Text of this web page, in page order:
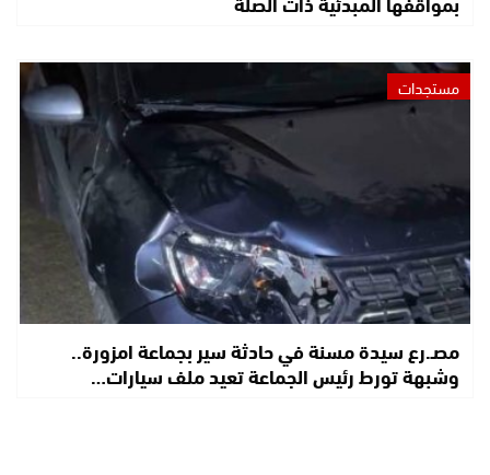
مستجدات
مصـ.رع سيدة مسنة في حادثة سير بجماعة امزورة..
وشبهة تورط رئيس الجماعة تعيد ملف سيارات…